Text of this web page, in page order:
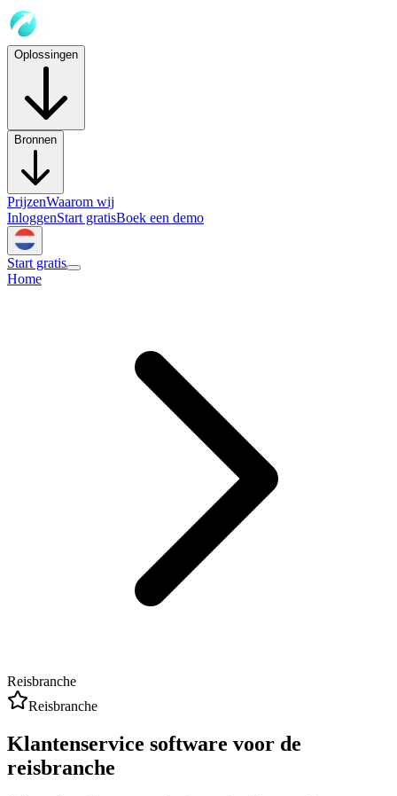
Oplossingen
Bronnen
PrijzenWaarom wij
InloggenStart gratisBoek een demo
Start gratis
Home
Reisbranche
Reisbranche
Klantenservice software voor de
reisbranche